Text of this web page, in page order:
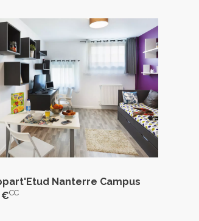
Nanterre Campus
€CC